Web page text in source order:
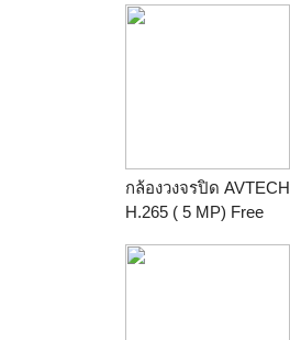
กล้องวงจรปิด AVTECH
H.265 ( 5 MP) Free
ประกัน 2 ปี )